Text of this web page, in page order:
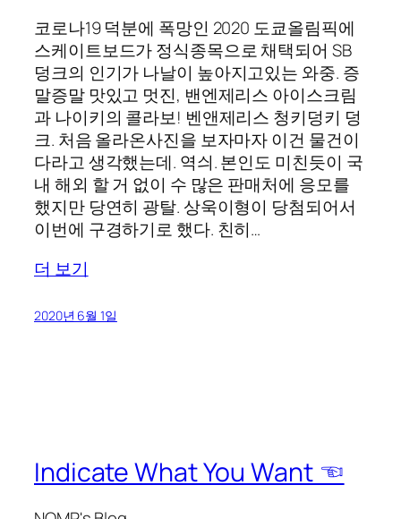
코로나19 덕분에 폭망인 2020 도쿄올림픽에
스케이트보드가 정식종목으로 채택되어 SB
덩크의 인기가 나날이 높아지고있는 와중. 증
말증말 맛있고 멋진, 밴엔제리스 아이스크림
과 나이키의 콜라보! 벤앤제리스 청키덩키 덩
크. 처음 올라온사진을 보자마자 이건 물건이
다라고 생각했는데. 역싀. 본인도 미친듯이 국
내 해외 할 거 없이 수 많은 판매처에 응모를
했지만 당연히 광탈. 상욱이형이 당첨되어서
이번에 구경하기로 했다. 친히…
더 보기
2020년 6월 1일
Indicate What You Want ☜